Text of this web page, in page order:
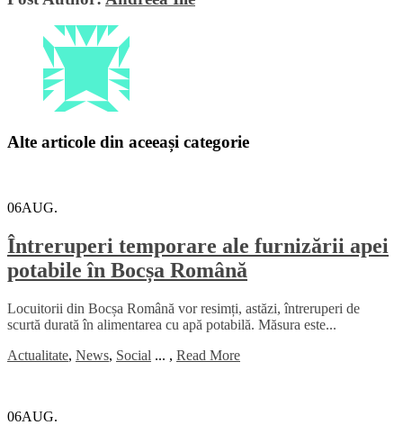
Alte articole din aceeași categorie
06AUG.
Întreruperi temporare ale furnizării apei
potabile în Bocșa Română
Locuitorii din Bocșa Română vor resimți, astăzi, întreruperi de
scurtă durată în alimentarea cu apă potabilă. Măsura este...
Actualitate, News, Social ... , Read More
06AUG.